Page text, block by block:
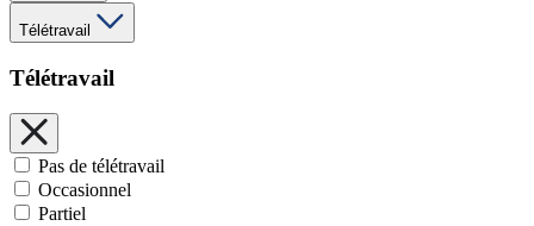
Télétravail
Télétravail
Pas de télétravail
Occasionnel
Partiel